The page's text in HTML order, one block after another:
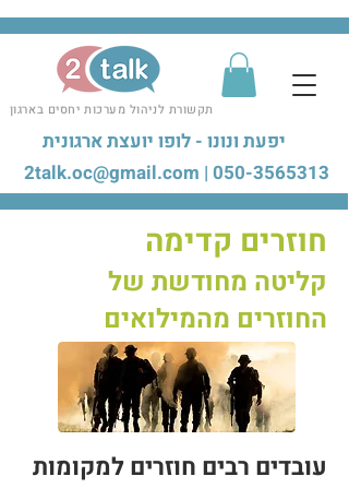
תקשורת לניהול מערכות יחסים בארגון
יפעת ונונו - לופו יועצת ארגונית
050-3565313
|
2talk.oc@gmail.com
חוזרים קדימה
קליטה מחודשת של
החוזרים מהמילואים
עובדים רבים חוזרים למקומות